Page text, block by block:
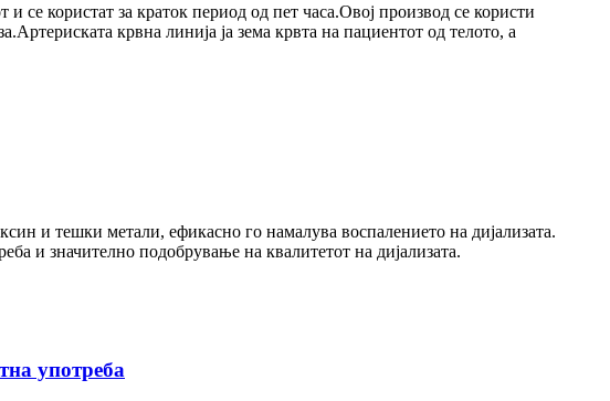
се користат за краток период од пет часа.Овој производ се користи
крвна линија ја зема крвта на пациентот од телото, а
и тешки метали, ефикасно го намалува воспалението на дијализата.
и значително подобрување на квалитетот на дијализата.
употреба